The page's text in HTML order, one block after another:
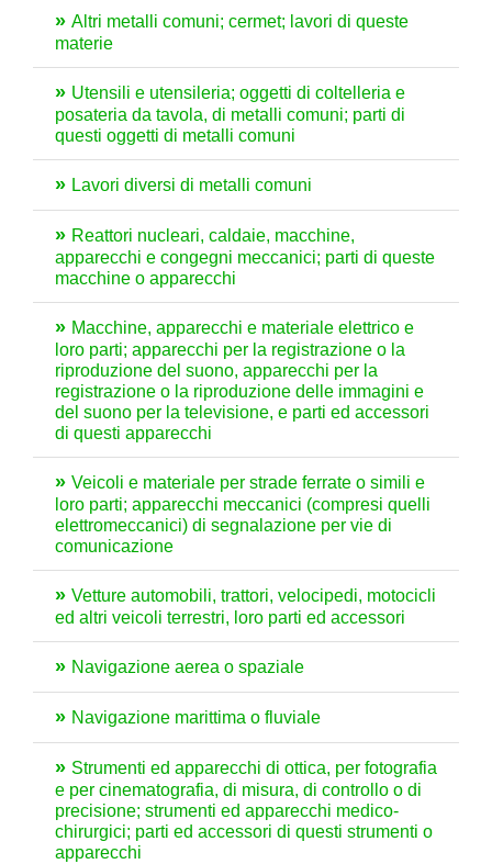
Altri metalli comuni; cermet; lavori di queste
materie
Utensili e utensileria; oggetti di coltelleria e
posateria da tavola, di metalli comuni; parti di
questi oggetti di metalli comuni
Lavori diversi di metalli comuni
Reattori nucleari, caldaie, macchine,
apparecchi e congegni meccanici; parti di queste
macchine o apparecchi
Macchine, apparecchi e materiale elettrico e
loro parti; apparecchi per la registrazione o la
riproduzione del suono, apparecchi per la
registrazione o la riproduzione delle immagini e
del suono per la televisione, e parti ed accessori
di questi apparecchi
Veicoli e materiale per strade ferrate o simili e
loro parti; apparecchi meccanici (compresi quelli
elettromeccanici) di segnalazione per vie di
comunicazione
Vetture automobili, trattori, velocipedi, motocicli
ed altri veicoli terrestri, loro parti ed accessori
Navigazione aerea o spaziale
Navigazione marittima o fluviale
Strumenti ed apparecchi di ottica, per fotografia
e per cinematografia, di misura, di controllo o di
precisione; strumenti ed apparecchi medico-
chirurgici; parti ed accessori di questi strumenti o
apparecchi